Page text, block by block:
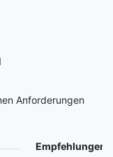
Anforderungen
Empfehlungen